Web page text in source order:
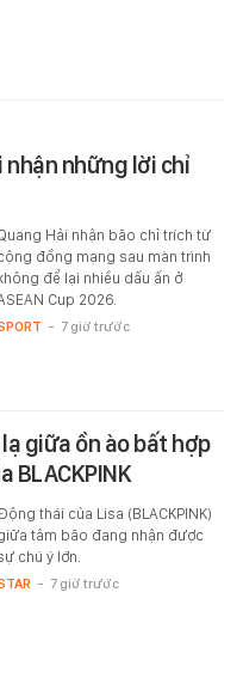
nhận những lời chỉ
Hải nhận bão chỉ trích từ
đồng mạng sau màn trình
để lại nhiều dấu ấn ở
Cup 2026.
- 7 giờ trước
giữa ồn ào bất hợp
BLACKPINK
thái của Lisa (BLACKPINK)
tâm bão đang nhận được
chú ý lớn.
- 7 giờ trước